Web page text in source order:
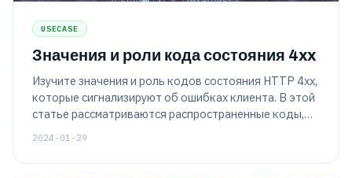
USECASE
Значения и роли кода состояния 4xx
Изучите значения и роль кодов состояния HTTP 4xx,
которые сигнализируют об ошибках клиента. В этой
статье рассматриваются распространенные коды,
пользователем и устранением неполадок.
2024-01-29